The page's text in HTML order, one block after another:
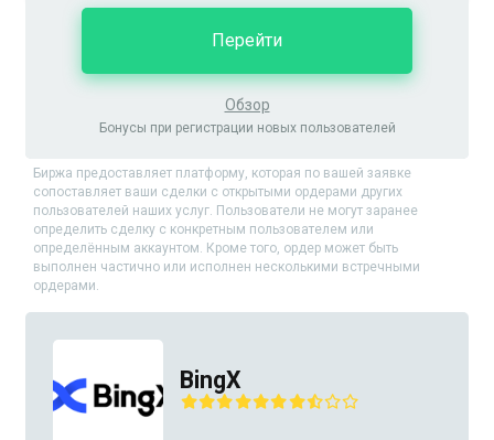
Обзор
Бонусы при регистрации новых пользователей
Перейти
Биржа предоставляет платформу, которая по вашей заявке
сопоставляет ваши сделки с открытыми ордерами других
пользователей наших услуг. Пользователи не могут заранее
определить сделку с конкретным пользователем или
определённым аккаунтом. Кроме того, ордер может быть
выполнен частично или исполнен несколькими встречными
ордерами.
BingX